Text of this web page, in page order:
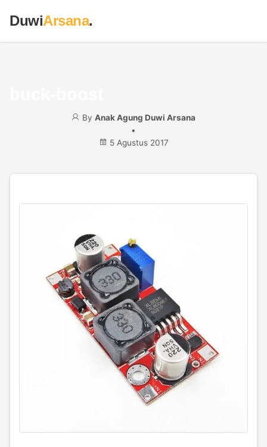
DuwiArsana.
By Anak Agung Duwi Arsana
•
5 Agustus 2017